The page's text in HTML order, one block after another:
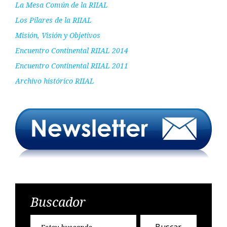
La Mesa Común de la RIIAL
Los Pilares de la RIIAL
Misión, Visión y Objetivos
Encuentro Continental RIIAL 2014
Encuentro Continental RIIAL 2011
Archivo histórico RIIAL
Buscador